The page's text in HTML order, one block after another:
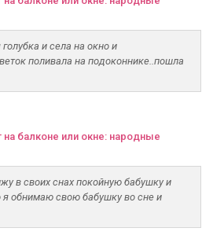
и села на окно и
поливала на подоконнике..пошла
на балконе или окне: народные
в своих снах покойную бабушку и
я обнимаю свою бабушку во сне и